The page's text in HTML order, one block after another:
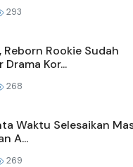
293
Reborn Rookie Sudah
Drama Kor...
268
Waktu Selesaikan
A...
269